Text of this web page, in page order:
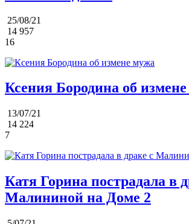
25/08/21
14 957
16
Ксения Бородина об
13/07/21
14 224
7
Катя Горина пострадала в
Малининой на Доме 2